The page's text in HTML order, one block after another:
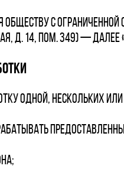
Обществу с
д. 14, пом. 349) — далее
одной, нескольких